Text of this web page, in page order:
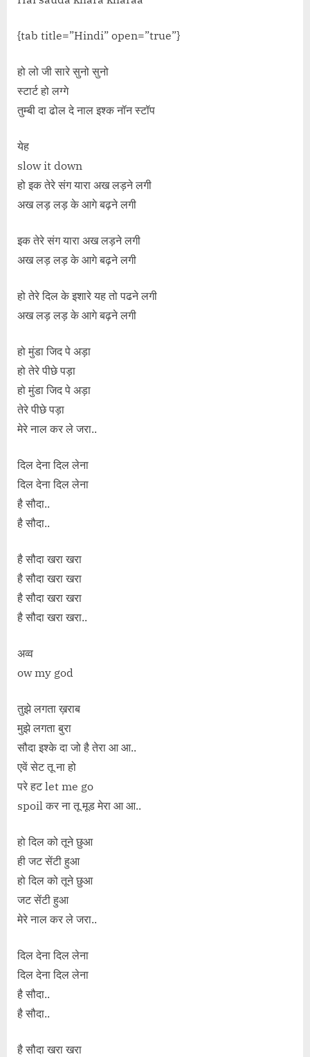
{tab title=”Hindi” open=”true”}
हो लो जी सारे सुनो सुनो
स्टार्ट हो लग्गे
तुम्बी दा ढोल दे नाल इश्क नॉन स्टॉप
येह
slow it down
हो इक तेरे संग यारा अख लड़ने लगी
अख लड़ लड़ के आगे बढ़ने लगी
इक तेरे संग यारा अख लड़ने लगी
अख लड़ लड़ के आगे बढ़ने लगी
हो तेरे दिल के इशारे यह तो पढने लगी
अख लड़ लड़ के आगे बढ़ने लगी
हो मुंडा जिद पे अड़ा
हो तेरे पीछे पड़ा
हो मुंडा जिद पे अड़ा
तेरे पीछे पड़ा
मेरे नाल कर ले जरा..
दिल देना दिल लेना
दिल देना दिल लेना
है सौदा..
है सौदा..
है सौदा खरा खरा
है सौदा खरा खरा
है सौदा खरा खरा
है सौदा खरा खरा..
अव्व
ow my god
तुझे लगता ख़राब
मुझे लगता बुरा
सौदा इश्के दा जो है तेरा आ आ..
एवें सेट तू ना हो
परे हट let me go
spoil कर ना तू मूड मेरा आ आ..
हो दिल को तूने छुआ
ही जट सेंटी हुआ
हो दिल को तूने छुआ
जट सेंटी हुआ
मेरे नाल कर ले जरा..
दिल देना दिल लेना
दिल देना दिल लेना
है सौदा..
है सौदा..
है सौदा खरा खरा